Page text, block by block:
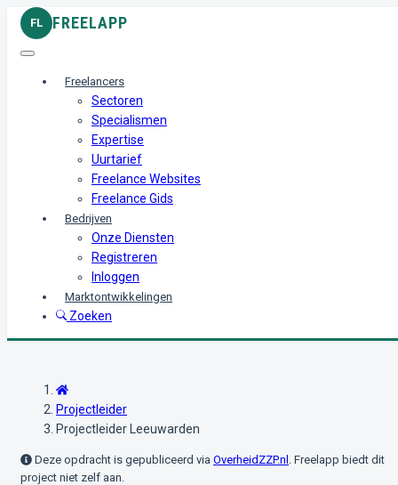
FL FREELAPP
Freelancers
Sectoren
Specialismen
Expertise
Uurtarief
Freelance Websites
Freelance Gids
Bedrijven
Onze Diensten
Registreren
Inloggen
Marktontwikkelingen
Zoeken
Projectleider
Projectleider Leeuwarden
Deze opdracht is gepubliceerd via OverheidZZP.nl . Freelapp biedt dit
project niet zelf aan.